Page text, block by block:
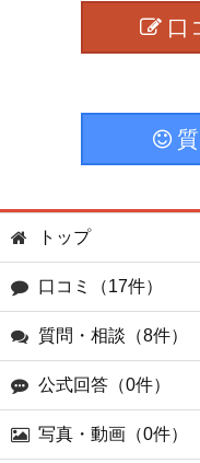
口
トップ
口コミ（17件）
質問・相談（8件）
公式回答（0件）
写真・動画（0件）